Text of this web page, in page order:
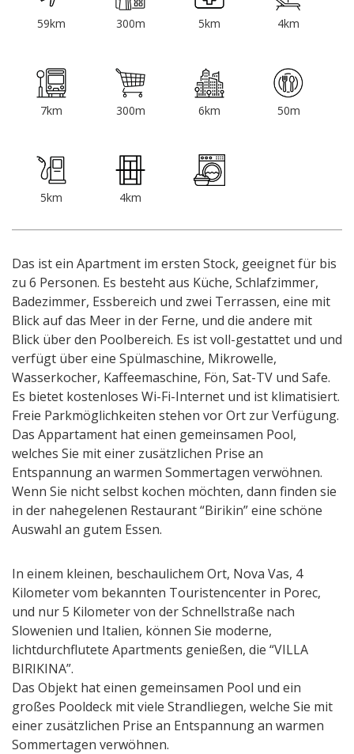
59km 300m 5km 4km
7km 300m 6km 50m
5km 4km
Das ist ein Apartment im ersten Stock, geeignet für bis
zu 6 Personen. Es besteht aus Küche, Schlafzimmer,
Badezimmer, Essbereich und zwei Terrassen, eine mit
Blick auf das Meer in der Ferne, und die andere mit
Blick über den Poolbereich. Es ist voll-gestattet und und
verfügt über eine Spülmaschine, Mikrowelle,
Wasserkocher, Kaffeemaschine, Fön, Sat-TV und Safe.
Es bietet kostenloses Wi-Fi-Internet und ist klimatisiert.
Freie Parkmöglichkeiten stehen vor Ort zur Verfügung.
Das Appartament hat einen gemeinsamen Pool,
welches Sie mit einer zusätzlichen Prise an
Entspannung an warmen Sommertagen verwöhnen.
Wenn Sie nicht selbst kochen möchten, dann finden sie
in der nahegelenen Restaurant “Birikin” eine schöne
Auswahl an gutem Essen.
In einem kleinen, beschaulichem Ort, Nova Vas, 4
Kilometer vom bekannten Touristencenter in Porec,
und nur 5 Kilometer von der Schnellstraße nach
Slowenien und Italien, können Sie moderne,
lichtdurchflutete Apartments genießen, die “VILLA
BIRIKINA”.
Das Objekt hat einen gemeinsamen Pool und ein
großes Pooldeck mit viele Strandliegen, welche Sie mit
einer zusätzlichen Prise an Entspannung an warmen
Sommertagen verwöhnen.